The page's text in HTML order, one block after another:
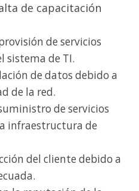
de capacitación
de servicios
sistema de TI.
de datos debido a
de la red.
de servicios
infraestructura de
del cliente debido a